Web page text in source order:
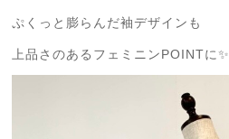
ぷくっと膨らんだ袖デザインも
上品さのあるフェミニンPOINTに✨